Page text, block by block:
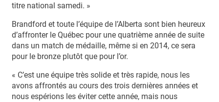
titre national samedi. »
Brandford et toute l’équipe de l’Alberta sont bien heureux
d’affronter le Québec pour une quatrième année de suite
dans un match de médaille, même si en 2014, ce sera
pour le bronze plutôt que pour l’or.
« C’est une équipe très solide et très rapide, nous les
avons affrontés au cours des trois dernières années et
nous espérions les éviter cette année, mais nous